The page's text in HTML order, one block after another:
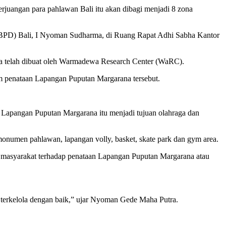
para pahlawan Bali itu akan dibagi menjadi 8 zona
Bali, I Nyoman Sudharma, di Ruang Rapat Adhi Sabha Kantor
dibuat oleh Warmadewa Research Center (WaRC).
Lapangan Puputan Margarana tersebut.
Puputan Margarana itu menjadi tujuan olahraga dan
pahlawan, lapangan volly, basket, skate park dan gym area.
terhadap penataan Lapangan Puputan Margarana atau
dengan baik,” ujar Nyoman Gede Maha Putra.